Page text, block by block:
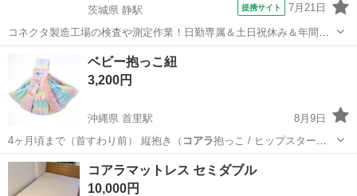
茨城県 静駅
提携サイト 7月21日
コネクタ製造工場の検査や測定作業！日勤専属＆土日祝休み＆年間休
日128日★クリーンルーム内作業★マイカー通勤OK＆無料駐車場あり
★就業先食堂利用可！日払い制度あり！《茨城県常陸大宮市》 人気の
工場のお仕事 ◇コネクタ製造工...
常陸大宮市 静駅 その他
ベビー抱っこ紐
3,200円
沖縄県 首里駅
8月9日
4ヶ月頃まで（首すわり前） 縦抱き（ コアラ抱っこ / ヒップスター）
対象：首…
沖縄 那覇市 産後用品
コアラマットレス セミダブル
10,000円